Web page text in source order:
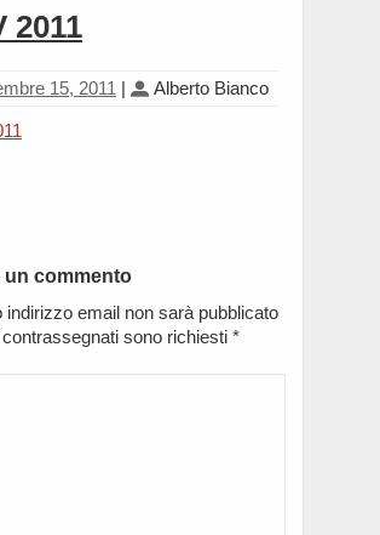
2011
15, 2011 | Alberto Bianco
un commento
indirizzo email non sarà pubblicato
sono richiesti *